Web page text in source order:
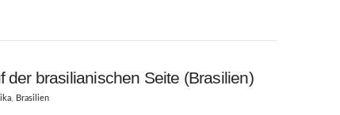
der brasilianischen Seite (Brasilien)
, Brasilien